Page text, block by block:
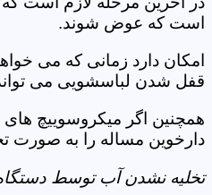
است که عوض شوند.
امکان دارد زمانی که می
قفل شدن لباسشویی می
همچنین اگر میکروسوییچ
دارخوین مساله را به صورت
تخلیه نشدن آب توسط